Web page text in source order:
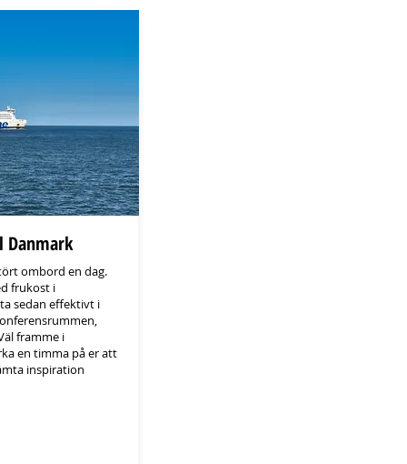
Danmark
ombord en dag.
frukost i
sedan effektivt i
framme i
en timma på er att
inspiration